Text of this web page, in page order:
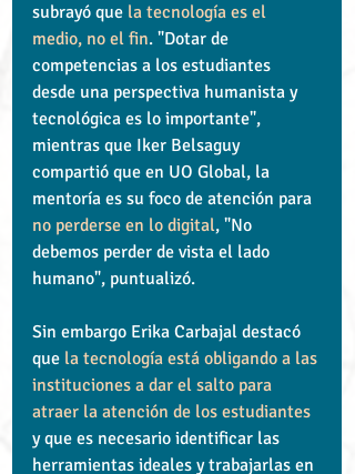
subrayó que la tecnología es el
medio, no el fin. "Dotar de
competencias a los estudiantes
desde una perspectiva humanista y
tecnológica es lo importante",
mientras que Iker Belsaguy
compartió que en UO Global, la
mentoría es su foco de atención para
no perderse en lo digital, "No
debemos perder de vista el lado
humano", puntualizó.
Sin embargo Erika Carbajal destacó
que la tecnología está obligando a las
instituciones a dar el salto para
atraer la atención de los estudiantes
y que es necesario identificar las
herramientas ideales y trabajarlas en